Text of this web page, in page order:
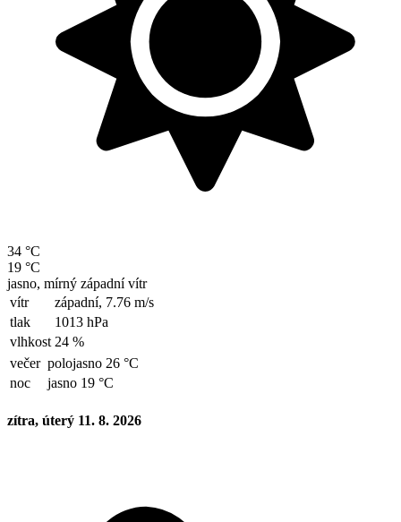
34 °C
19 °C
jasno, mírný západní vítr
vítr
západní, 7.76 m/s
tlak
1013 hPa
vlhkost 24 %
večer polojasno 26 °C
noc
jasno 19 °C
zítra, úterý 11. 8. 2026